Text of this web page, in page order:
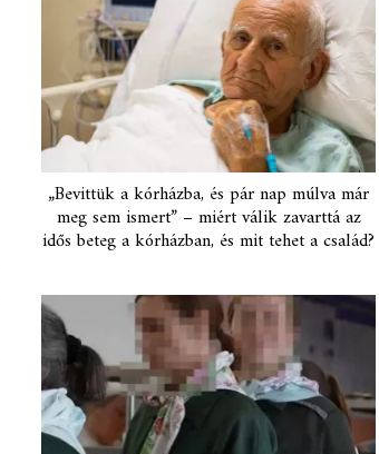
„Bevittük a kórházba, és pár nap múlva már
meg sem ismert” – miért válik zavarttá az
idős beteg a kórházban, és mit tehet a család?